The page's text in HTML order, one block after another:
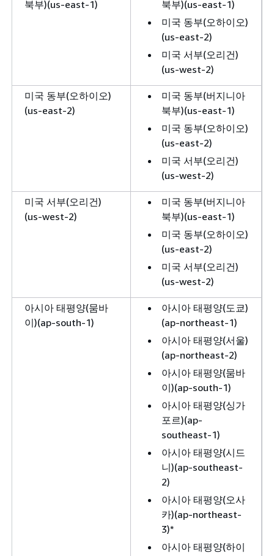
북부)(us-east-1)
북부)(us-east-1)
미국 동부(오하이오)
(us-east-2)
미국 서부(오리건)
(us-west-2)
미국 동부(오하이오)
(us-east-2)
미국 동부(버지니아
북부)(us-east-1)
미국 동부(오하이오)
(us-east-2)
미국 서부(오리건)
(us-west-2)
미국 서부(오리건)
(us-west-2)
미국 동부(버지니아
북부)(us-east-1)
미국 동부(오하이오)
(us-east-2)
미국 서부(오리건)
(us-west-2)
아시아 태평양(뭄바
이)(ap-south-1)
아시아 태평양(도쿄)
(ap-northeast-1)
아시아 태평양(서울)
(ap-northeast-2)
아시아 태평양(뭄바
이)(ap-south-1)
아시아 태평양(싱가
포르)(ap-
southeast-1)
아시아 태평양(시드
니)(ap-southeast-
2)
아시아 태평양(오사
카)(ap-northeast-
3)*
아시아 태평양(하이